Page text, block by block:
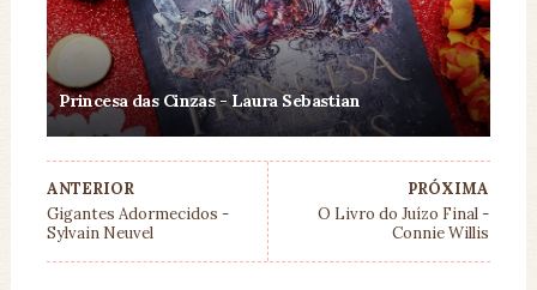
Princesa das Cinzas - Laura Sebastian
PRÓXIMA
O Livro do Juízo Final -
Connie Willis
ANTERIOR
Gigantes Adormecidos -
Sylvain Neuvel